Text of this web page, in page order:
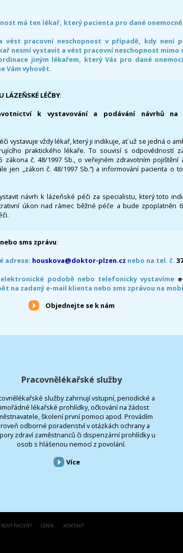
má ten lékař, který pacienta pro dané
vést pracovní neschopnost v případě, kdy není
nesmí vystavit a vést pracovní neschopnost mimo
jiným lékařem, který Vás pro dané
Vám vyhovět.
LÁZEŇSKÉ LÉČBY:
k vystavování a podávání návrhů na
vystavuje vždy lékař, který ji indikuje, ať už se jedná o
praktického lékaře. To souvisí s odpovědností
č. 48/1997 Sb., o veřejném zdravotním pojištění
jen „zákon č. 48/1997 Sb.“) a informování pacienta o
návrh k lázeňské péči za specialistu, který toto
úkon nad rámec běžné péče a bude zpoplatněn
sms zprávu:
adrese: houskova@doktor-plzen.cz nebo na tel. č.
podobě nebo telefonicky vystavíme
na zadaný e-mail klienta nebo sms zprávou na
Objednejte se k nám
Pracovnělékařské služby
služby zahrnují vstupní, periodické a
lékařské prohlídky, očkování na žádost
školení první pomoci apod. Provádím
odborné poradenství v otázkách ochrany a
zdraví zaměstnanců či dispenzární prohlídky u
osob s hlášenou nemocí z povolání.
Více
NOVÝ PACIENT CENÍK KONTAKT